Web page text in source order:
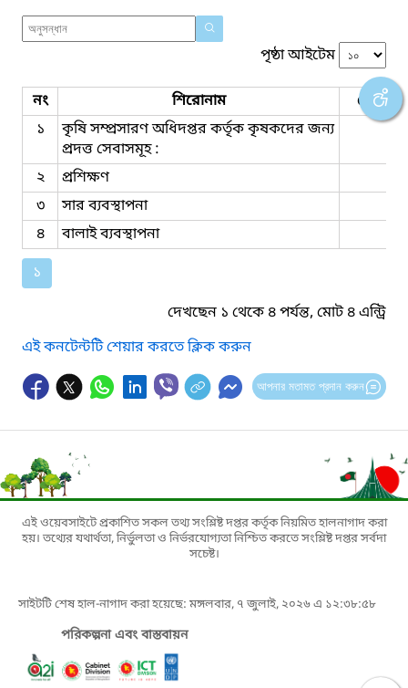
পৃষ্ঠা আইটেম
নং শিরোনাম
সেবার
১
কৃষি সম্প্রসারণ অধিদপ্তর কর্তৃক কৃষকদের জন্য
প্রদত্ত সেবাসমূহ :
২
প্রশিক্ষণ
৩
সার ব্যবস্থাপনা
৪
বালাই ব্যবস্থাপনা
১
দেখছেন ১ থেকে ৪ পর্যন্ত, মোট ৪ এন্ট্রি
এই কনটেন্টটি শেয়ার করতে ক্লিক করুন
আপনার মতামত প্রদান করুন
এই ওয়েবসাইটে প্রকাশিত সকল তথ্য সংশ্লিষ্ট দপ্তর কর্তৃক নিয়মিত হালনাগাদ করা
হয়। তথ্যের যথার্থতা, নির্ভুলতা ও নির্ভরযোগ্যতা নিশ্চিত করতে সংশ্লিষ্ট দপ্তর সর্বদা
সচেষ্ট।
সাইটটি শেষ হাল-নাগাদ করা হয়েছে: মঙ্গলবার, ৭ জুলাই, ২০২৬ এ ১২:৩৮:৫৮
পরিকল্পনা এবং বাস্তবায়ন